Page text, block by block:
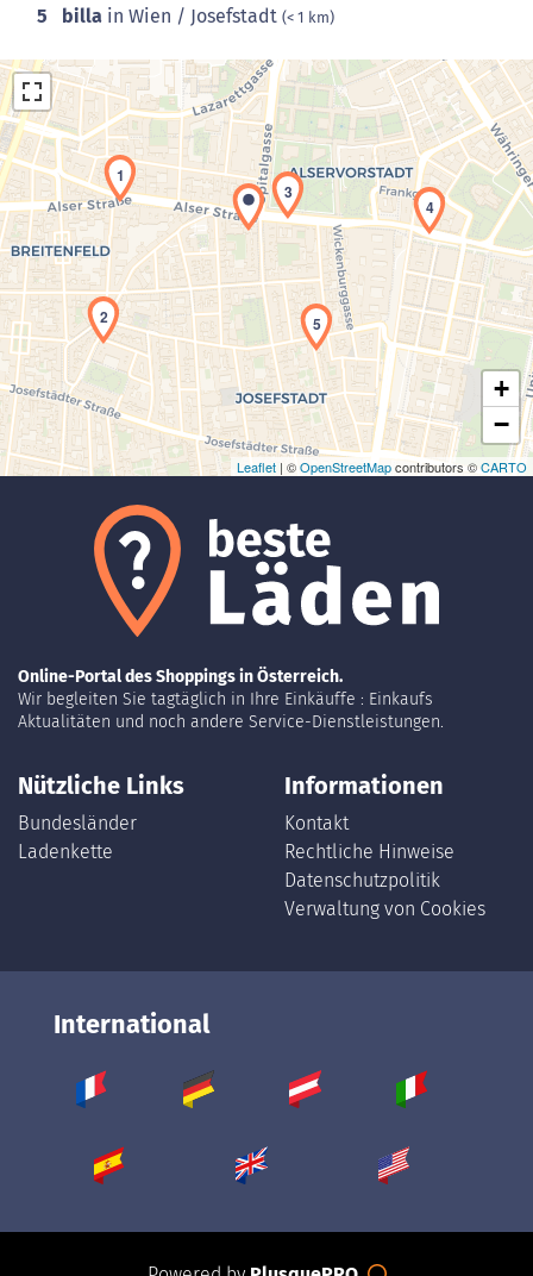
5 billa in Wien / Josefstadt (< 1 km)
Laden der Karte...
1
2
3
4
5
+
−
Leaflet | ©OpenStreetMapcontributors ©CARTO
Online-Portal des Shoppings in Österreich.
Wir begleiten Sie tagtäglich in Ihre Einkäuffe : Einkaufs
Aktualitäten und noch andere Service-Dienstleistungen.
Nützliche Links
Bundesländer
Ladenkette
Informationen
Kontakt
Rechtliche Hinweise
Datenschutzpolitik
Verwaltung von Cookies
International